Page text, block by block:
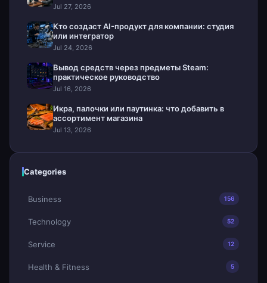
Jul 27, 2026
Кто создаст AI-продукт для компании: студия
или интегратор
Jul 24, 2026
Вывод средств через предметы Steam:
практическое руководство
Jul 16, 2026
Икра, палочки или паутинка: что добавить в
ассортимент магазина
Jul 13, 2026
Categories
Business 156
Technology 52
Service 12
Health & Fitness 5